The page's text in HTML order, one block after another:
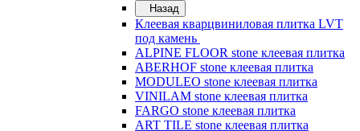
Назад
Клеевая кварцвиниловая плитка LVT
под камень
ALPINE FLOOR stone клеевая плитка
ABERHOF stone клеевая плитка
MODULEO stone клеевая плитка
VINILAM stone клеевая плитка
FARGO stone клеевая плитка
ART TILE stone клеевая плитка